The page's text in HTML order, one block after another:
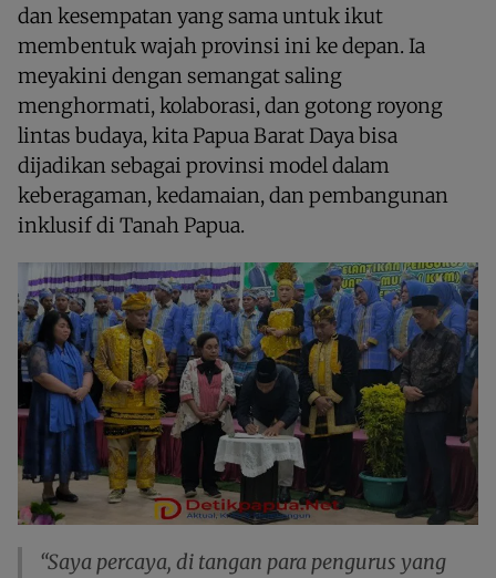
dan kesempatan yang sama untuk ikut
membentuk wajah provinsi ini ke depan. Ia
meyakini dengan semangat saling
menghormati, kolaborasi, dan gotong royong
lintas budaya, kita Papua Barat Daya bisa
dijadikan sebagai provinsi model dalam
keberagaman, kedamaian, dan pembangunan
inklusif di Tanah Papua.
“Saya percaya, di tangan para pengurus yang